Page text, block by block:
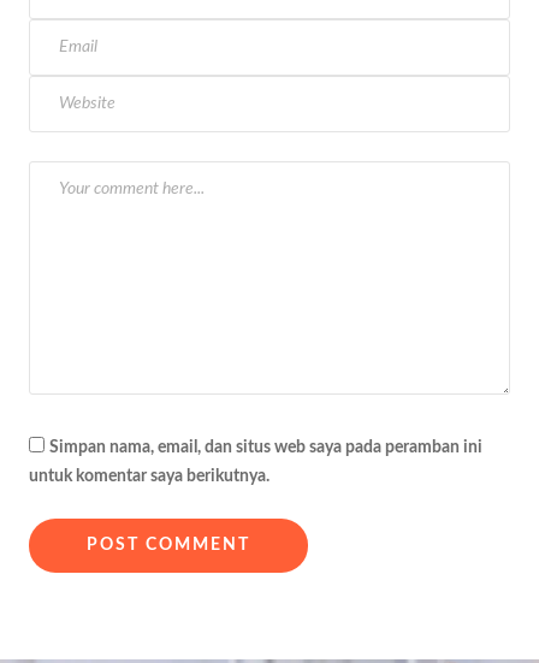
s
p
Simpan nama, email, dan situs web saya pada peramban ini
untuk komentar saya berikutnya.